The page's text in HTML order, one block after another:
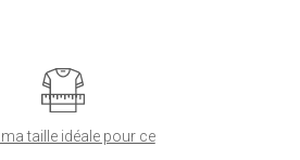
taille idéale pour ce